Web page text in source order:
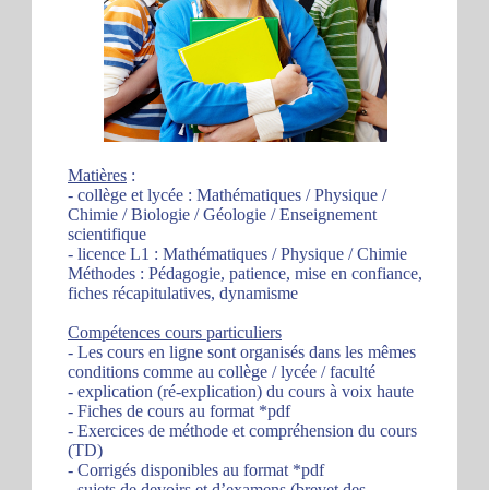
Matières :
- collège et lycée : Mathématiques / Physique /
Chimie / Biologie / Géologie / Enseignement
scientifique
- licence L1 : Mathématiques / Physique / Chimie
Méthodes : Pédagogie, patience, mise en confiance,
fiches récapitulatives, dynamisme
Compétences cours particuliers
- Les cours en ligne sont organisés dans les mêmes
conditions comme au collège / lycée / faculté
- explication (ré-explication) du cours à voix haute
- Fiches de cours au format *pdf
- Exercices de méthode et compréhension du cours
(TD)
- Corrigés disponibles au format *pdf